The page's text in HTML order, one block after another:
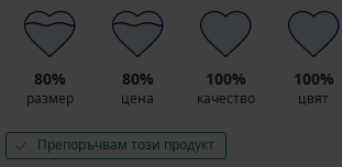
80%
размер
80%
цена
100%
качество
100%
цвят
Препоръчвам този продукт